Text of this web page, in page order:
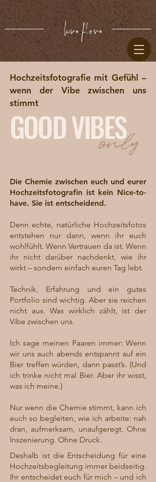
Hochzeitsfotografie mit Gefühl –
wenn der Vibe zwischen uns
stimmt
GOOD VIBES
only
Die Chemie zwischen euch und eurer
Hochzeitsfotografin ist kein Nice-to-
have. Sie ist entscheidend.
Denn echte, natürliche Hochzeitsfotos
entstehen nur dann, wenn ihr euch
wohlfühlt. Wenn Vertrauen da ist. Wenn
ihr nicht darüber nachdenkt, wie ihr
wirkt – sondern einfach euren Tag lebt.
Technik, Erfahrung und ein gutes
Portfolio sind wichtig. Aber sie reichen
nicht aus. Was wirklich zählt, ist der
Vibe zwischen uns.
Ich sage meinen Paaren immer: Wenn
wir uns auch abends entspannt auf ein
Bier treffen würden, dann passt’s. (Und
ich trinke nicht mal Bier. Aber ihr wisst,
was ich meine.)
Nur wenn die Chemie stimmt, kann ich
euch so begleiten, wie ich arbeite: nah
dran, aufmerksam, unaufgeregt. Ohne
Inszenierung. Ohne Druck.
Deshalb ist die Entscheidung für eine
Hochzeitsbegleitung immer beidseitig.
Ihr entscheidet euch für mich – und ich